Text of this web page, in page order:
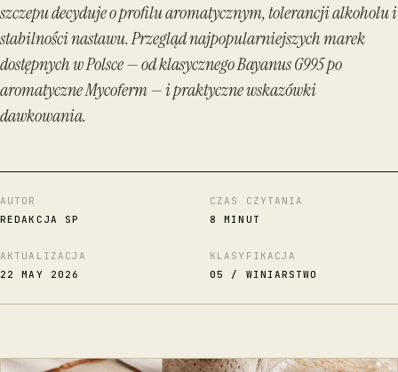
szczepu decyduje o profilu aromatycznym, tolerancji alkoholu i
stabilności nastawu. Przegląd najpopularniejszych marek
dostępnych w Polsce — od klasycznego Bayanus G995 po
aromatyczne Mycoferm — i praktyczne wskazówki
dawkowania.
AUTOR
REDAKCJA SP
CZAS CZYTANIA
8 MINUT
AKTUALIZACJA
22 MAY 2026
KLASYFIKACJA
05 / WINIARSTWO